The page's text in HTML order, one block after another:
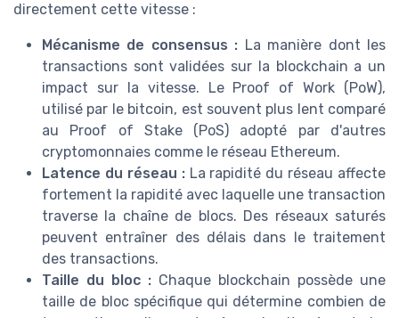
directement cette vitesse :
Mécanisme de consensus : La manière dont les
transactions sont validées sur la blockchain a un
impact sur la vitesse. Le Proof of Work (PoW),
utilisé par le bitcoin, est souvent plus lent comparé
au Proof of Stake (PoS) adopté par d'autres
cryptomonnaies comme le réseau Ethereum.
Latence du réseau :La rapidité du réseau affecte
fortement la rapidité avec laquelle une transaction
traverse la chaîne de blocs. Des réseaux saturés
peuvent entraîner des délais dans le traitement
des transactions.
Taille du bloc : Chaque blockchain possède une
taille de bloc spécifique qui détermine combien de